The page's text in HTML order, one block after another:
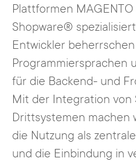
Plattformen
Shopware®
Entwickler
Programmiersprachen
für die Backend- und
Mit der Integration von
Drittsystemen machen
die Nutzung als
und die Einbindung in